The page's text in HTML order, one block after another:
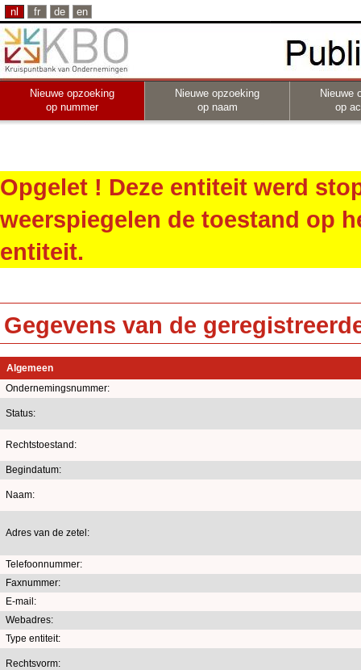
nl fr de en
Nieuwe opzoeking
op nummer
Nieuwe opzoeking
op naam
Nieuwe
op
Opgelet ! Deze entiteit werd
weerspiegelen de toestand op
entiteit.
Gegevens van de
Algemeen
Ondernemingsnummer:
Status:
Rechtstoestand:
Begindatum:
Naam:
Adres van de zetel:
Telefoonnummer:
Faxnummer:
E-mail:
Webadres:
Type entiteit:
Rechtsvorm: